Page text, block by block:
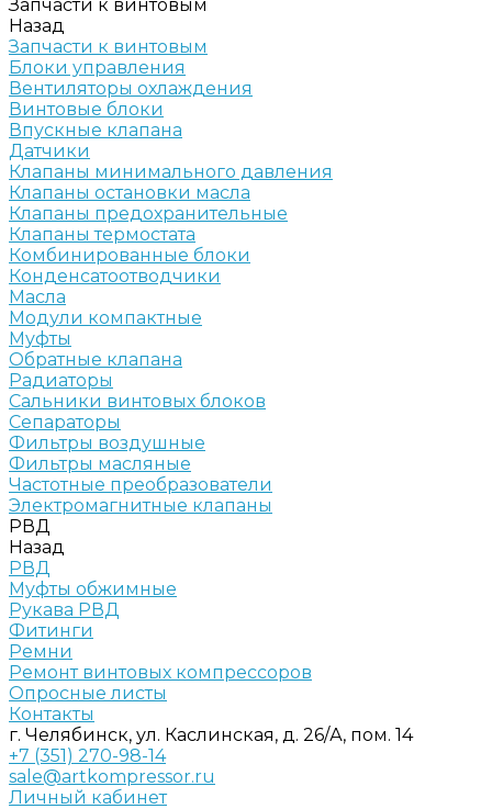
Запчасти к винтовым
Назад
Запчасти к винтовым
Блоки управления
Вентиляторы охлаждения
Винтовые блоки
Впускные клапана
Датчики
Клапаны минимального давления
Клапаны остановки масла
Клапаны предохранительные
Клапаны термостата
Комбинированные блоки
Конденсатоотводчики
Масла
Модули компактные
Муфты
Обратные клапана
Радиаторы
Сальники винтовых блоков
Сепараторы
Фильтры воздушные
Фильтры масляные
Частотные преобразователи
Электромагнитные клапаны
РВД
Назад
РВД
Муфты обжимные
Рукава РВД
Фитинги
Ремни
Ремонт винтовых компрессоров
Опросные листы
Контакты
г. Челябинск, ул. Каслинская, д. 26/А, пом. 14
+7 (351) 270-98-14
sale@artkompressor.ru
Личный кабинет